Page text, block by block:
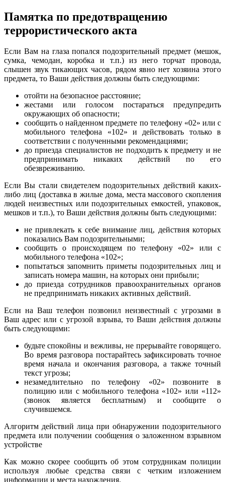
Памятка по предотвращению
террористического акта
Если Вам на глаза попался подозрительный предмет (мешок,
сумка, чемодан, коробка и т.п.) из него торчат провода,
слышен звук тикающих часов, рядом явно нет хозяина этого
предмета, то Ваши действия должны быть следующими:
отойти на безопасное расстояние;
жестами или голосом постараться предупредить
окружающих об опасности;
сообщить о найденном предмете по телефону «02» или с
мобильного телефона «102» и действовать только в
соответствии с полученными рекомендациями;
до приезда специалистов не подходить к предмету и не
предпринимать никаких действий по его
обезвреживанию.
Если Вы стали свидетелем подозрительных действий каких-
либо лиц (доставка в жилые дома, места массового скопления
людей неизвестных или подозрительных емкостей, упаковок,
мешков и т.п.), то Ваши действия должны быть следующими:
не привлекать к себе внимание лиц, действия которых
показались Вам подозрительными;
сообщить о происходящем по телефону «02» или с
мобильного телефона «102»;
попытаться запомнить приметы подозрительных лиц и
записать номера машин, на которых они прибыли;
до приезда сотрудников правоохранительных органов
не предпринимать никаких активных действий.
Если на Ваш телефон позвонил неизвестный с угрозами в
Ваш адрес или с угрозой взрыва, то Ваши действия должны
быть следующими:
будьте спокойны и вежливы, не прерывайте говорящего.
Во время разговора постарайтесь зафиксировать точное
время начала и окончания разговора, а также точный
текст угрозы;
незамедлительно по телефону «02» позвоните в
полицию или с мобильного телефона «102» или «112»
(звонок является бесплатным) и сообщите о
случившемся.
Алгоритм действий лица при обнаружении подозрительного
предмета или получении сообщения о заложенном взрывном
устройстве
Как можно скорее сообщить об этом сотрудникам полиции
используя любые средства связи с четким изложением
информации и места нахождения.